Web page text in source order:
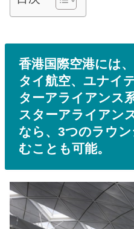
香港国際空港には
タイ航空、ユナイ
ターアライアンス
スターアライアン
なら、3つのラウ
むことも可能。